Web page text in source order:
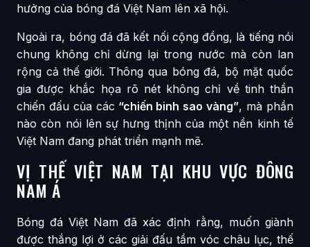
hưởng của bóng đá Việt Nam lên xã hội.
Ngoài ra, bóng đá đã kết nối cộng đồng, là tiếng nói
chung không chỉ dừng lại trong nước mà còn lan
rộng cả thế giới. Thông qua bóng đá, bộ mặt quốc
gia được khắc họa rõ nét không chỉ về tinh thần
chiến đấu của các “chiến binh sao vàng”, mà phần
nào còn nói lên sự hưng thịnh của một nền kinh tế
Việt Nam đang phát triển mạnh mẽ.
VỊ THẾ VIỆT NAM TẠI KHU VỰC ĐÔNG
NAM Á
Bóng đá Việt Nam đã xác định rằng, muốn giành
được thắng lợi ở các giải đấu tầm vóc châu lục, thế